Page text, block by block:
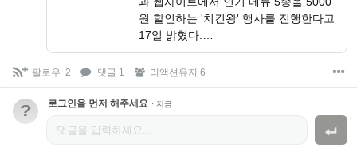
원 할인하는 '치킨왕' 행사를 진행한다고
17일 밝혔다.…
팔로우 2 댓글 1 리액션유저 6
? 로그인을 먼저 해주세요. · 지금